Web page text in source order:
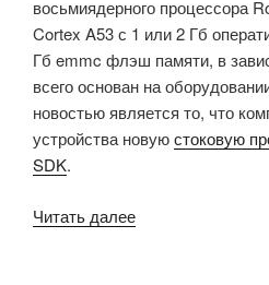
связи
в
IoT»
восьмиядерного процессора
Cortex A53с 1 или2 Гб
Гб emmc флэш памяти, в
всего основан на
новостью является то, что
устройства новуюстоковую
SDK.
Читать далее«ТВ